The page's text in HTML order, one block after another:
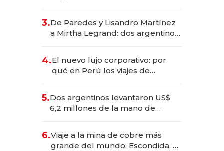
las marcas "fast premium"
3.De Paredes y Lisandro Martínez
a Mirtha Legrand: dos argentinos
4.El nuevo lujo corporativo: por
qué en Perú los viajes de
transformadoras
5.Dos argentinos levantaron US$
6,2 millones de la mano de
6.Viaje a la mina de cobre más
grande del mundo: Escondida, el